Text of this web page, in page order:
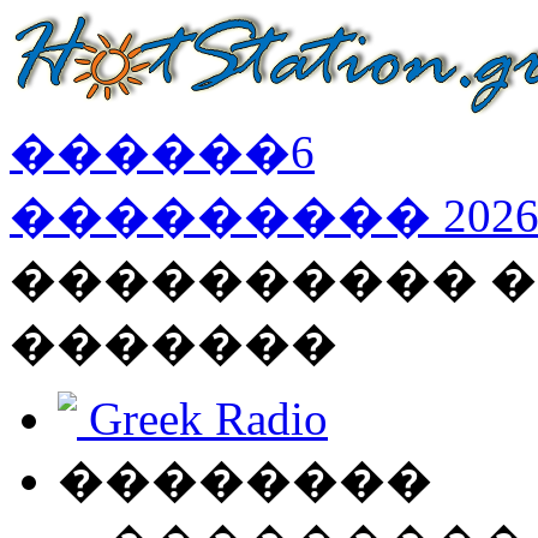
������6
��������� 2026
����������
�������
Greek Radio
��������